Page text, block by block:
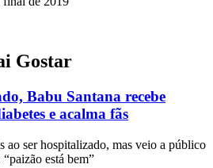
Gostar
Babu Santana recebe
e acalma fãs
ao ser hospitalizado, mas veio a público
está bem”